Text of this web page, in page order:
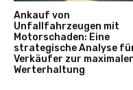
Ankauf von
Unfallfahrzeugen mit
Motorschaden: Eine
strategische Analyse
Verkäufer zur
Werterhaltung